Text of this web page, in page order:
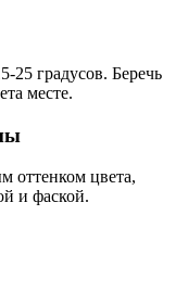
25 градусов. Беречь
месте.
оттенком цвета,
и фаской.